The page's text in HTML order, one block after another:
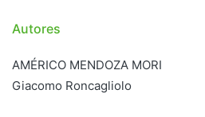
Autores
AMÉRICO MENDOZA MORI
Giacomo Roncagliolo